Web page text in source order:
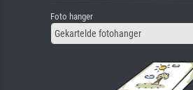
Foto hanger
Gekartelde fotohanger